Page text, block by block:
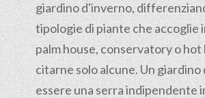
giardino d'inverno,
tipologie di piante che accoglie
palm house, conservatory o hot
citarne solo alcune. Un
essere una serra indipendente